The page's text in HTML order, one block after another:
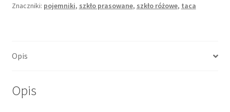
szkło
deco
Znaczniki: pojemniki, szkło prasowane, szkło różowe, taca
Opis
Opis